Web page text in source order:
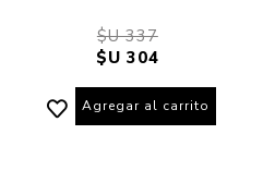
$U 337
$U 304
Agregar al carrito